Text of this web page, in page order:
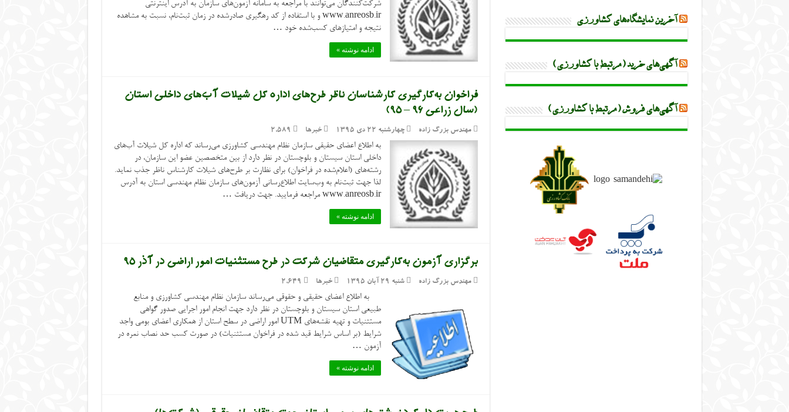
شرکت‌کنندگان می‌توانند با مراجعه به سامانه آزمون‌های سازمان به آدرس اینترنتی
www.anreosb.ir و با استفاده از کد رهگیری صادرشده در زمان ثبت‌نام، نسبت به مشاهده
نتیجه و امتیازهای کسب‌شده خود …
ادامه نوشته »
فراخوان به‌کارگیری کارشناسان ناظر طرح‌های اداره کل شیلات آب‌های داخلی استان
(سال زراعی ۹۶ – ۹۵)
مهندس بزرگ زاده چهارشنبه ۲۲ دی ۱۳۹۵ خبرها 2,589
به اطلاع اعضای حقیقی سازمان نظام مهندسی کشاورزی می‌رساند که اداره کل شیلات آب‌های
داخلی استان سیستان و بلوچستان در نظر دارد از بین متخصصین عضو این سازمان، در
رشته‌های (اعلام‌شده در فراخوان) برای نظارت بر طرح‌های شیلات کارشناس ناظر جذب نماید.
لذا جهت ثبت‌نام به وب‌سایت اطلاع‌رسانی آزمون‌های سازمان نظام مهندسی استان به آدرس
www.anreosb.ir مراجعه فرمایید. جهت دریافت …
ادامه نوشته »
برگزاری آزمون به‌کارگیری متقاضیان شرکت در طرح مستثنیات امور اراضی در آذر ۹۵
مهندس بزرگ زاده شنبه ۲۹ آبان ۱۳۹۵ خبرها 2,649
به اطلاع اعضای حقیقی و حقوقی می‌رساند سازمان نظام مهندسی کشاورزی و منابع
طبیعی استان سیستان و بلوچستان در نظر دارد جهت انجام امور اجرایی صدور گواهی
مستثنیات و تهیه نقشه‌های UTM امور اراضی در سطح استان از همکاری اعضای بومی واجد
شرایط (بر اساس شرایط قید شده در فراخوان مستثنیات) در صورت کسب حد نصاب نمره در
آزمون …
ادامه نوشته »
آخرین نمایشگاه‌های کشاورزی
آگهی‌های خرید (مرتبط با کشاورزی)
آگهی‌های فروش (مرتبط با کشاورزی)